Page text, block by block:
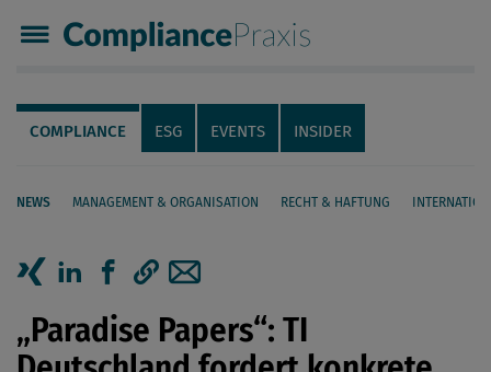
Compliance Praxis
Servicenavigation
Navigation
COMPLIANCE ESG EVENTS INSIDER
NEWS MANAGEMENT & ORGANISATION RECHT & HAFTUNG
Seiteninhalt
Artikel auf Xing teilen
Artikel auf linkedIn teilen
Artikel auf Facebook teilen
„Paradise Papers“: TI